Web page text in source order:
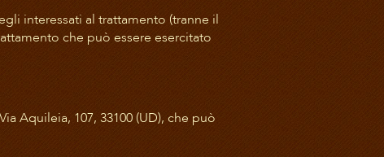
interessati al trattamento (tranne il
che può essere esercitato
Aquileia, 107, 33100 (UD), che può